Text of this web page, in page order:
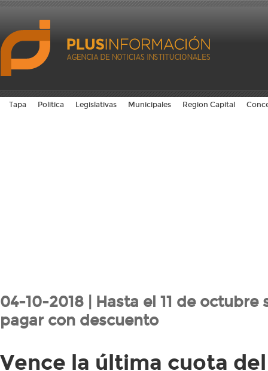
Tapa Politica Legislativas Municipales Region Capital
04-10-2018 | Hasta el 11 de octubre
pagar con descuento
Vence la última cuota del